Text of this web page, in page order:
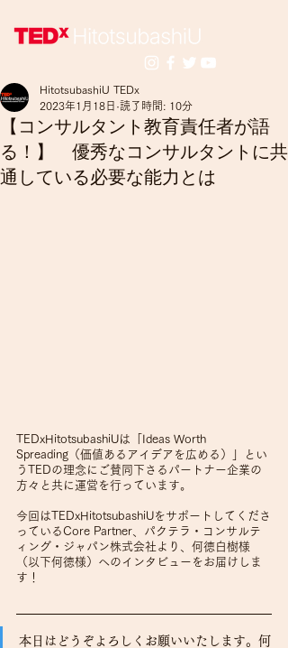
【コンサルタント教育責任者が語
る！】 優秀なコンサルタントに共
通している必要な能力とは
HitotsubashiU TEDx
2023年1月18日 読了時間: 10分
TEDxHitotsubashiUは「Ideas Worth
Spreading（価値あるアイデアを広める）」とい
うTEDの理念にご賛同下さるパートナー企業の
方々と共に運営を行っています。
今回はTEDxHitotsubashiUをサポートしてくださ
っているCore Partner、パクテラ・コンサルテ
ィング・ジャパン株式会社より、何徳白樹様
（以下何徳様）へのインタビューをお届けしま
す！
本日はどうぞよろしくお願いいたします。何